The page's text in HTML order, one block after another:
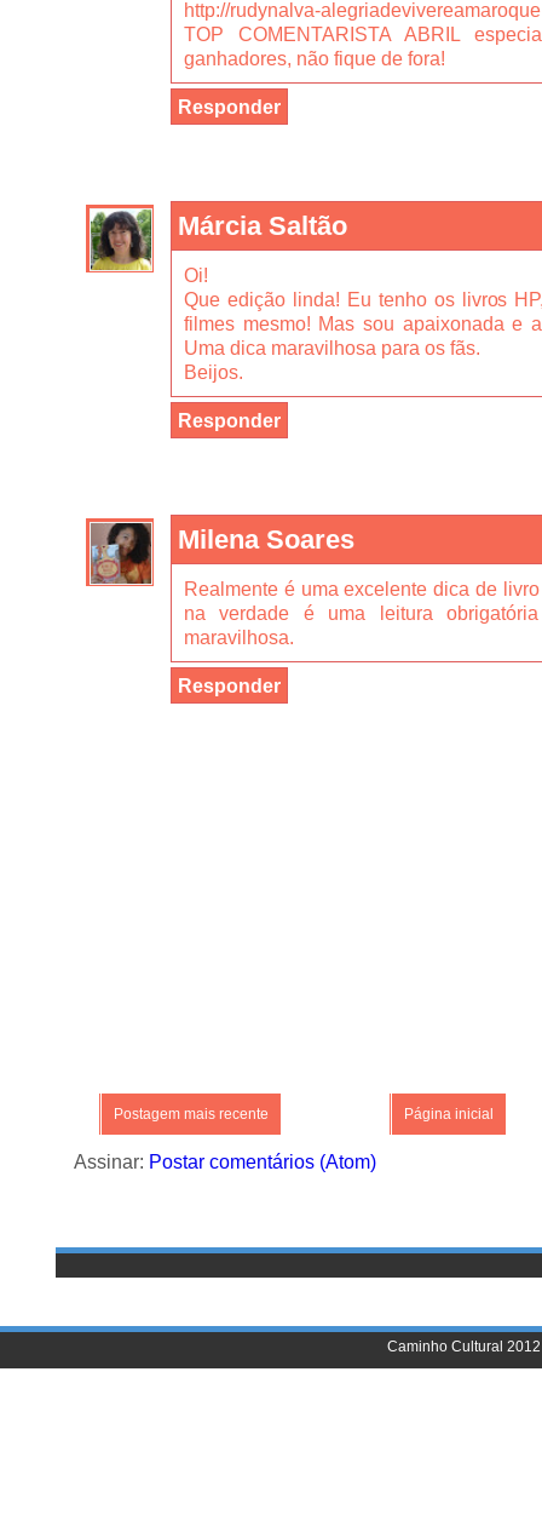
http://rudynalva-
TOP COMENTARISTA ABRIL
ganhadores, não fique de fora!
Responder
Márcia Saltão
Oi!
Que edição linda! Eu tenho os livros
filmes mesmo! Mas sou apaixonada e
Uma dica maravilhosa para os fãs.
Beijos.
Responder
Milena Soares
Realmente é uma excelente dica de
na verdade é uma leitura
maravilhosa.
Responder
Postagem mais recente Página inicial
Assinar: Postar comentários (Atom)
Caminho Cultural